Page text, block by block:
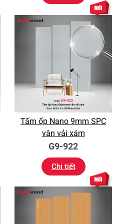
Tấm ốp Nano 9mm SPC
vân vải xám
G9-922
Chi tiết